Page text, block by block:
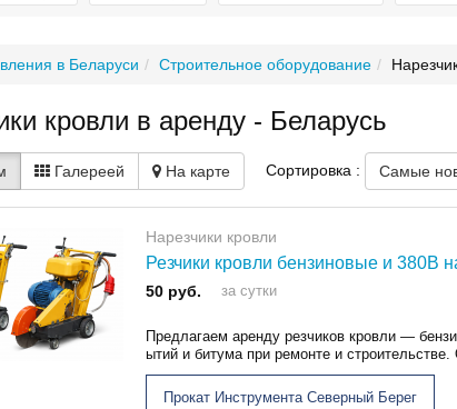
в Беларуси Строительное оборудование
кровли в аренду - Беларусь
Галереей На карте Сортировка : Самые
Нарезчики кровли
Резчики кровли бензиновые и 380В
50 руб. за сутки
Предлагаем аренду резчиков кровли —
ытий и битума при ремонте и
Прокат Инструмента Северный Берег